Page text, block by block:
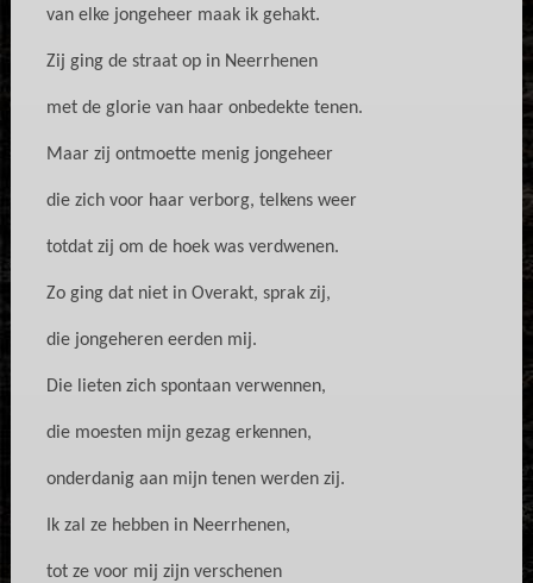
van elke jongeheer maak ik gehakt.
Zij ging de straat op in Neerrhenen
met de glorie van haar onbedekte tenen.
Maar zij ontmoette menig jongeheer
die zich voor haar verborg, telkens weer
totdat zij om de hoek was verdwenen.
Zo ging dat niet in Overakt, sprak zij,
die jongeheren eerden mij.
Die lieten zich spontaan verwennen,
die moesten mijn gezag erkennen,
onderdanig aan mijn tenen werden zij.
Ik zal ze hebben in Neerrhenen,
tot ze voor mij zijn verschenen